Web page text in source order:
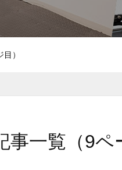
）
事一覧（9ペ